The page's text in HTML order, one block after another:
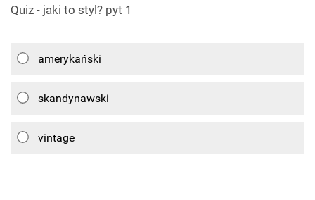
Quiz - jaki to styl? pyt 1
amerykański
skandynawski
vintage